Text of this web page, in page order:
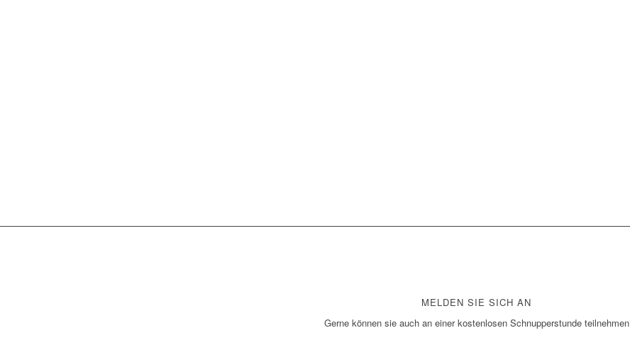
MELDEN SIE SICH AN
Gerne können sie auch an einer kostenlosen Schnupperstunde teilnehmen